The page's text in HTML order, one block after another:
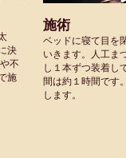
決
不
施
施術
ベッドに寝て目を
いきます。人工ま
し１本ずつ装着し
間は約１時間です
します。